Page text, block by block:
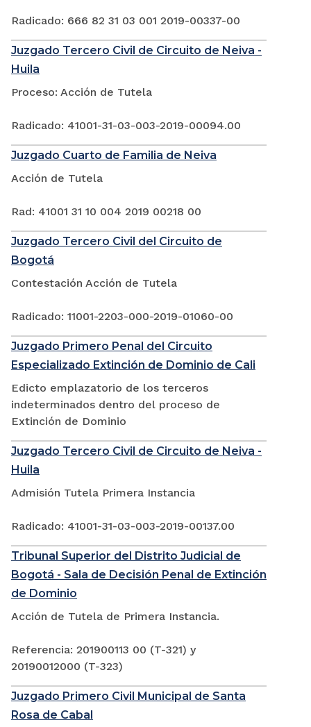
Radicado: 666 82 31 03 001 2019-00337-00
Juzgado Tercero Civil de Circuito de Neiva -
Huila
Proceso: Acción de Tutela
Radicado: 41001-31-03-003-2019-00094.00
Juzgado Cuarto de Familia de Neiva
Acción de Tutela
Rad: 41001 31 10 004 2019 00218 00
Juzgado Tercero Civil del Circuito de
Bogotá
Contestación Acción de Tutela
Radicado: 11001-2203-000-2019-01060-00
Juzgado Primero Penal del Circuito
Especializado Extinción de Dominio de Cali
Edicto emplazatorio de los terceros
indeterminados dentro del proceso de
Extinción de Dominio
Juzgado Tercero Civil de Circuito de Neiva -
Huila
Admisión Tutela Primera Instancia
Radicado: 41001-31-03-003-2019-00137.00
Tribunal Superior del Distrito Judicial de
Bogotá - Sala de Decisión Penal de Extinción
de Dominio
Acción de Tutela de Primera Instancia.
Referencia: 201900113 00 (T-321) y
20190012000 (T-323)
Juzgado Primero Civil Municipal de Santa
Rosa de Cabal